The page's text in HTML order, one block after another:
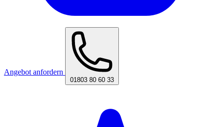
Angebot anfordern
01803 80 60 33